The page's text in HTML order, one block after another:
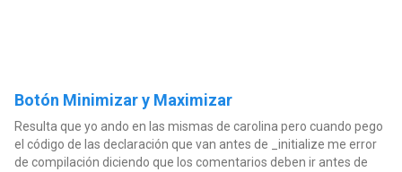
Botón Minimizar y Maximizar
Resulta que yo ando en las mismas de carolina pero cuando pego
el código de las declaración que van antes de _initialize me error
de compilación diciendo que los comentarios deben ir antes de